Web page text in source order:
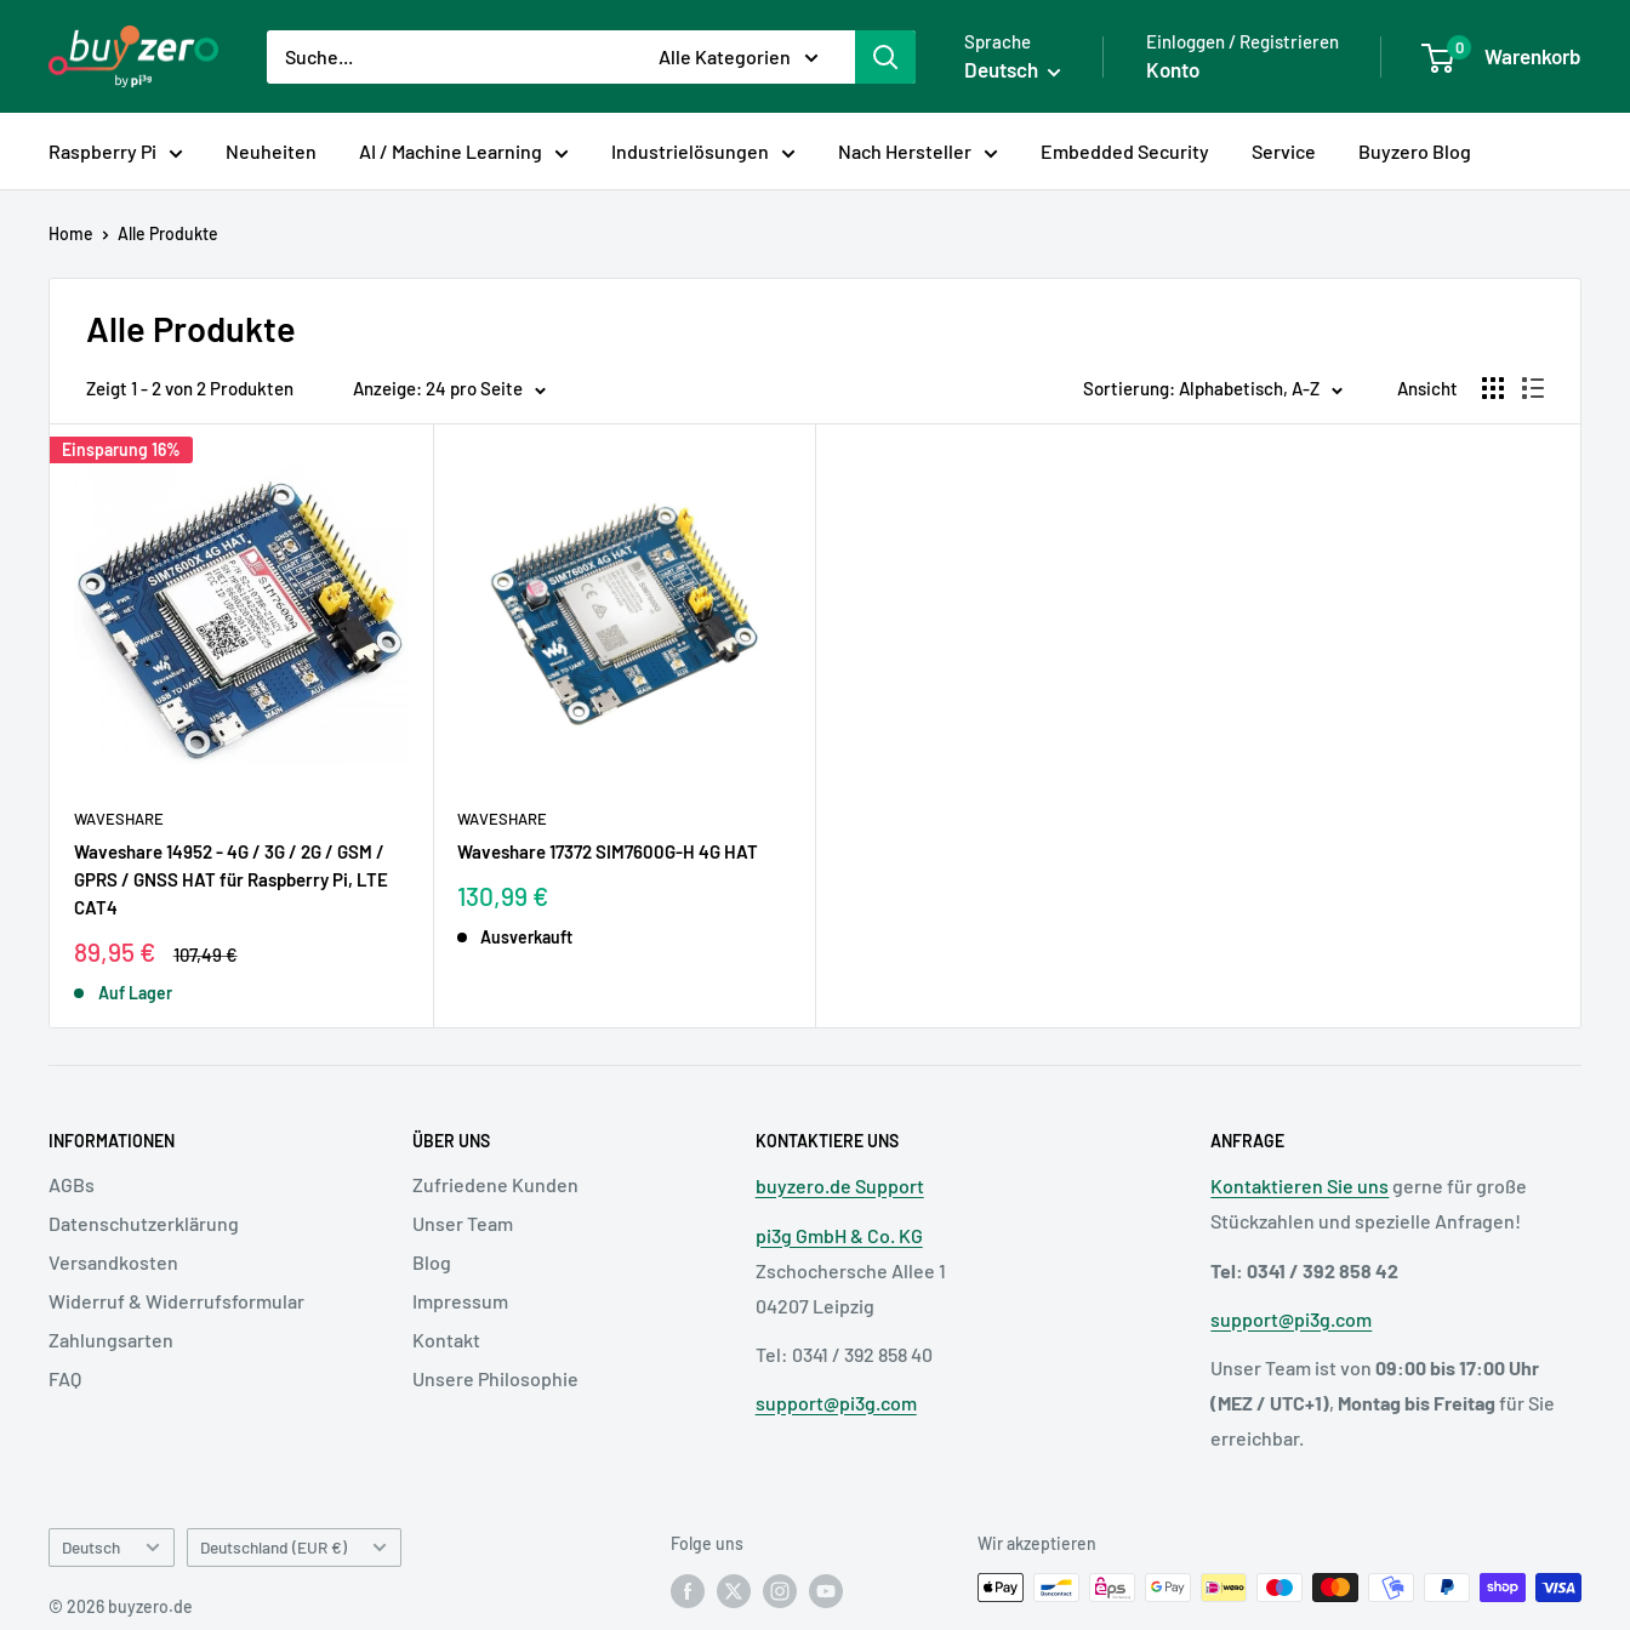
buyzero.de
Alle Kategorien
Sprache
Deutsch
Einloggen / Registrieren
Konto
0 Warenkorb
Raspberry Pi Neuheiten AI / Machine Learning Industrielösungen Nach Hersteller Embedded Security Service Buyzero Blog
Home Alle Produkte
Alle Produkte
Zeigt 1 - 2 von 2 Produkten Anzeige: 24 pro Seite Sortierung: Alphabetisch, A-Z Ansicht
Einsparung 16%
WAVESHARE
Waveshare 14952 - 4G / 3G / 2G / GSM /
GPRS / GNSS HAT für Raspberry Pi, LTE
CAT4
Sonderpreis
89,95 € Normalpreis
107,49 €
Auf Lager
WAVESHARE
Waveshare 17372 SIM7600G-H 4G HAT
Sonderpreis
130,99 €
Ausverkauft
INFORMATIONEN
AGBs
Datenschutzerklärung
Versandkosten
Widerruf & Widerrufsformular
Zahlungsarten
FAQ
ÜBER UNS
Zufriedene Kunden
Unser Team
Blog
Impressum
Kontakt
Unsere Philosophie
KONTAKTIERE UNS
buyzero.de Support
pi3g GmbH & Co. KG
Zschochersche Allee 1
04207 Leipzig
Tel: 0341 / 392 858 40
support@pi3g.com
ANFRAGE
Kontaktieren Sie uns gerne für große
Stückzahlen und spezielle Anfragen!
Tel: 0341 / 392 858 42
support@pi3g.com
Unser Team ist von 09:00 bis 17:00 Uhr
(MEZ / UTC+1), Montag bis Freitag für Sie
erreichbar.
Sprache
Deutsch Land/Region
Deutschland (EUR €)
© 2026 buyzero.de
Folge uns Wir akzeptieren